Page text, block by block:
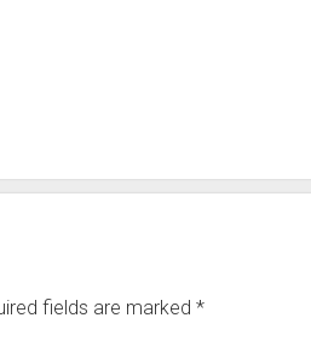
fields are marked *